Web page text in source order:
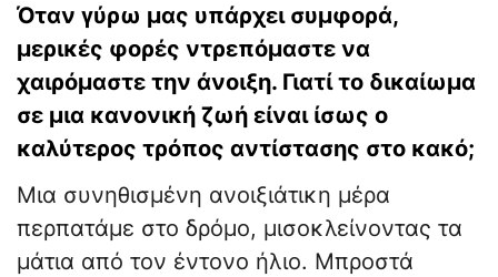
Όταν γύρω μας υπάρχει συμφορά,
μερικές φορές ντρεπόμαστε να
χαιρόμαστε την άνοιξη. Γιατί το δικαίωμα
σε μια κανονική ζωή είναι ίσως ο
καλύτερος τρόπος αντίστασης στο κακό;
Μια συνηθισμένη ανοιξιάτικη μέρα
περπατάμε στο δρόμο, μισοκλείνοντας τα
μάτια από τον έντονο ήλιο. Μπροστά